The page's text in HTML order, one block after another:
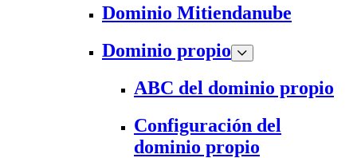
Dominio Mitiendanube
Dominio propio
ABC del dominio propio
Configuración del
dominio propio